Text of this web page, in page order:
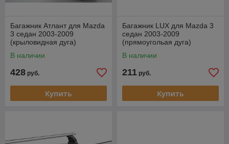
Багажник Атлант для Mazda
3 седан 2003-2009
(крыловидная дуга)
В наличии
428 руб.
Купить
Багажник LUX для Mazda 3
седан 2003-2009
(прямоугольая дуга)
В наличии
211 руб.
Купить